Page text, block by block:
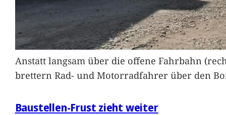
Anstatt langsam über die offene Fahrbahn
brettern Rad- und Motorradfahrer über den
Baustellen-Frust zieht weiter